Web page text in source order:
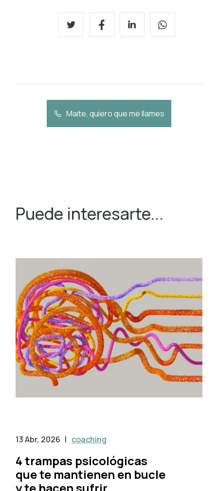
Maite, quiero que me llames
Puede interesarte...
13 Abr, 2026 | coaching
4 trampas psicológicas
que te mantienen en bucle